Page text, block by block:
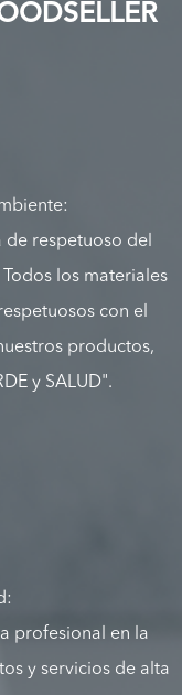
respetuoso del
los materiales
con el
productos,
y SALUD".
profesional en la
y servicios de alta